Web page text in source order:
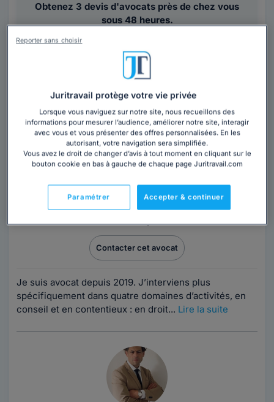
Obtenez 3 devis d'avocats près de chez vous
sous 48 heures.
Trouver un avocat
Maître Jean Loup MIRABEL
Avocat au barreau de Paris
Paris Paris 1er, 75001
Contacter cet avocat
Je suis avocat depuis 2019. J’interviens plus
spécifiquement dans quatre domaines d’activités, en
conseil et en contentieux : en droit... Lire la suite
Juritravail protège votre vie privée
Lorsque vous naviguez sur notre site, nous recueillons des
informations pour mesurer l’audience, améliorer notre site, interagir
avec vous et vous présenter des offres personnalisées. En les
autorisant, votre navigation sera simplifiée.
Vous avez le droit de changer d’avis à tout moment en cliquant sur le
bouton cookie en bas à gauche de chaque page Juritravail.com
Accepter & continuer
Paramétrer
Reporter sans choisir